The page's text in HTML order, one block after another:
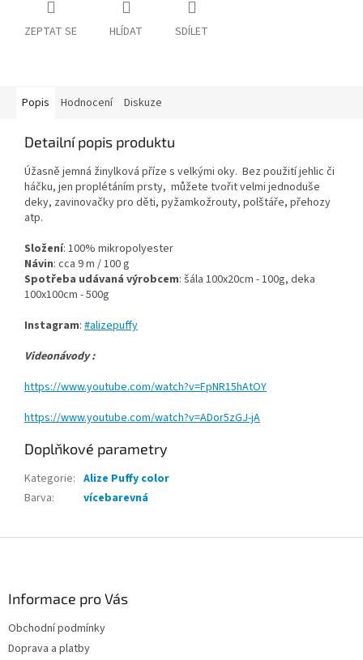
ZEPTAT SE HLÍDAT SDÍLET
Popis Hodnocení Diskuze
Detailní popis produktu
Úžasně jemná žinylková příze s velkými oky. Bez použití jehlic či
háčku, jen proplétáním prsty, můžete tvořit velmi jednoduše
deky, zavinovačky pro děti, pyžamkožrouty, polštáře, přehozy
atp.
Složení: 100% mikropolyester
Návin: cca 9 m / 100 g
Spotřeba udávaná výrobcem: šála 100x20cm - 100g, deka
100x100cm - 500g
Instagram: #alizepuffy
Videonávody :
https://www.youtube.com/watch?v=FpNR15hAtOY
https://www.youtube.com/watch?v=ADor5zGJ-jA
Doplňkové parametry
Kategorie: Alize Puffy color
Barva: vícebarevná
Informace pro Vás
Obchodní podmínky
Doprava a platby